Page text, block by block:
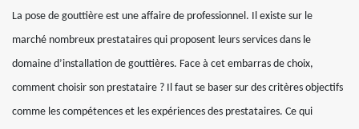
La pose de gouttière est une affaire de professionnel. Il existe sur le
marché nombreux prestataires qui proposent leurs services dans le
domaine d’installation de gouttières. Face à cet embarras de choix,
comment choisir son prestataire ? Il faut se baser sur des critères objectifs
comme les compétences et les expériences des prestataires. Ce qui